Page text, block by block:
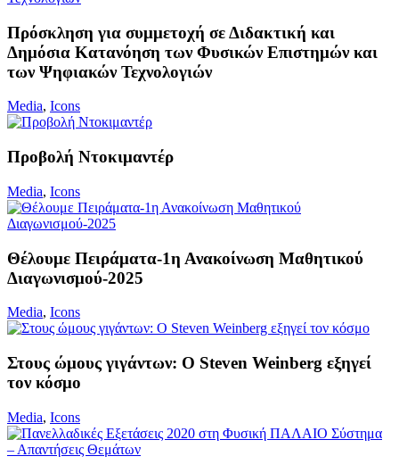
Πρόσκληση για συμμετοχή σε Διδακτική και
Δημόσια Κατανόηση των Φυσικών Επιστημών και
των Ψηφιακών Τεχνολογιών
Media, Icons
Προβολή Ντοκιμαντέρ
Media, Icons
Θέλουμε Πειράματα-1η Ανακοίνωση Μαθητικού
Διαγωνισμού-2025
Media, Icons
Στους ώμους γιγάντων: Ο Steven Weinberg εξηγεί
τον κόσμο
Media, Icons